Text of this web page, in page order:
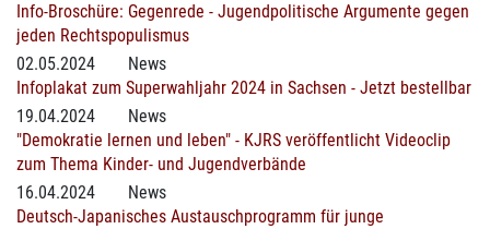
Info-Broschüre: Gegenrede - Jugendpolitische Argumente gegen
jeden Rechtspopulismus
02.05.2024
News
Infoplakat zum Superwahljahr 2024 in Sachsen - Jetzt bestellbar
19.04.2024
News
"Demokratie lernen und leben" - KJRS veröffentlicht Videoclip
zum Thema Kinder- und Jugendverbände
16.04.2024
News
Deutsch-Japanisches Austauschprogramm für junge